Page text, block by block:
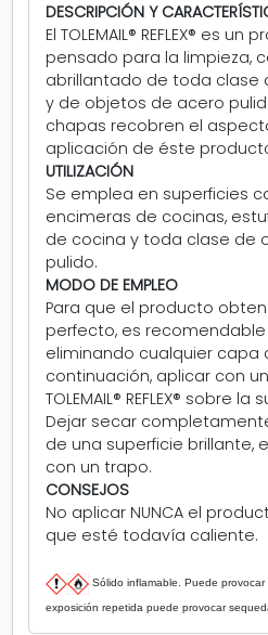
DESCRIPCIÓN Y
El TOLEMAIL® REFLEX® es
pensado para la limpieza,
abrillantado de toda clase
y de objetos de acero
chapas recobren el
aplicación de éste
UTILIZACIÓN
Se emplea en superficies
encimeras de cocinas,
de cocina y toda clase de
pulido.
MODO DE EMPLEO
Para que el producto
perfecto, es recomendable
eliminando cualquier capa
continuación, aplicar con
TOLEMAIL® REFLEX® sobre
Dejar secar
de una superficie brillante,
con un trapo.
CONSEJOS
No aplicar NUNCA el
que esté todavía caliente.
Sólido inflamable. Puede
exposición repetida puede provocar